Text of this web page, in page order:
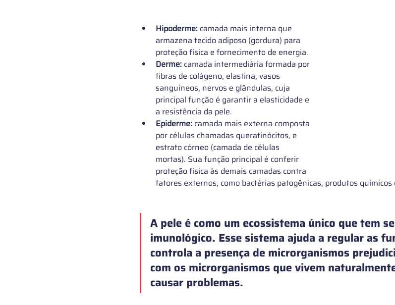
Hipoderme: camada mais interna que
armazena tecido adiposo (gordura) para
proteção física e fornecimento de energia.
Derme: camada intermediária formada por
fibras de colágeno, elastina, vasos
sanguíneos, nervos e glândulas, cuja
principal função é garantir a elasticidade e
a resistência da pele.
Epiderme: camada mais externa composta
por células chamadas queratinócitos, e
estrato córneo (camada de células
mortas). Sua função principal é conferir
proteção física às demais camadas contra
fatores externos, como bactérias patogênicas, produtos químicos
A pele é como um ecossistema único que tem
imunológico. Esse sistema ajuda a regular as
controla a presença de microrganismos
com os microrganismos que vivem
causar problemas.